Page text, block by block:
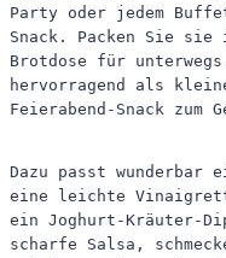
Party oder jedem
Snack. Packen Sie
Brotdose für
hervorragend als
Feierabend-Snack zum
Dazu passt
eine leichte
ein Joghurt-Kräuter-
scharfe Salsa,